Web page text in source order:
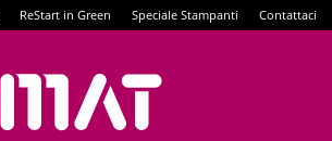
ReStart in Green Speciale Stampanti Contattaci